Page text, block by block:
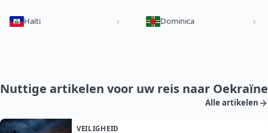
Haïti Dominica
Nuttige artikelen voor uw reis naar Oekraïne
Alle artikelen
VEILIGHEID